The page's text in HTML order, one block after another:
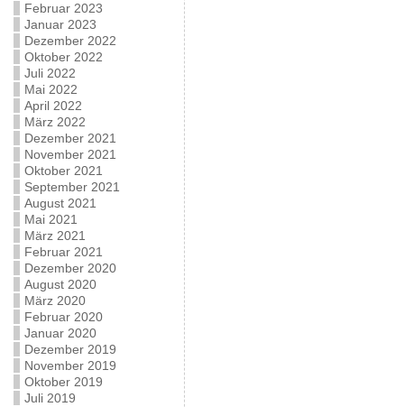
Februar 2023
Januar 2023
Dezember 2022
Oktober 2022
Juli 2022
Mai 2022
April 2022
März 2022
Dezember 2021
November 2021
Oktober 2021
September 2021
August 2021
Mai 2021
März 2021
Februar 2021
Dezember 2020
August 2020
März 2020
Februar 2020
Januar 2020
Dezember 2019
November 2019
Oktober 2019
Juli 2019